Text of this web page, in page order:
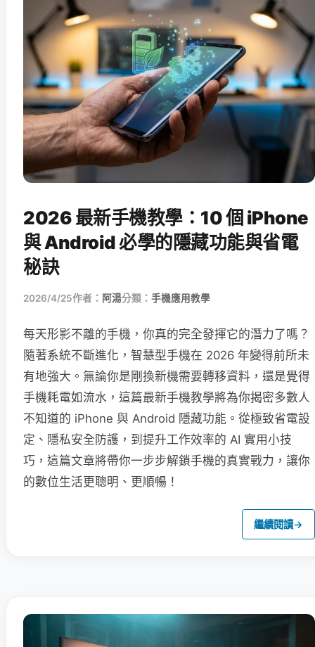
2026 最新手機教學：10 個 iPhone
與 Android 必學的隱藏功能與省電
秘訣
2026/4/25作者： 阿湯分類： 手機應用教學
每天形影不離的手機，你真的完全發揮它的潛力了嗎？
隨著系統不斷進化，智慧型手機在 2026 年變得前所未
有地強大。無論你是剛換新機需要轉移資料，還是覺得
手機耗電如流水，這篇最新手機教學將為你揭密多數人
不知道的 iPhone 與 Android 隱藏功能。從極致省電設
定、隱私安全防護，到提升工作效率的 AI 實用小技
巧，這篇文章將帶你一步步解鎖手機的真實戰力，讓你
的數位生活更聰明、更順暢！
繼續閱讀→